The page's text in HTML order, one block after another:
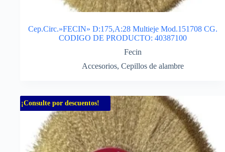
Cep.Circ.»FECIN» D:175,A:28 Multieje Mod.151708 CG.
CODIGO DE PRODUCTO: 40387100
Fecin
Accesorios, Cepillos de alambre
¡Consulte por descuentos!